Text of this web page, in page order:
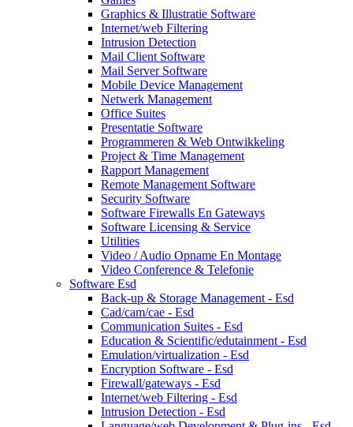
Graphics & Illustratie Software
Internet/web Filtering
Intrusion Detection
Mail Client Software
Mail Server Software
Mobile Device Management
Netwerk Management
Office Suites
Presentatie Software
Programmeren & Web Ontwikkeling
Project & Time Management
Rapport Management
Remote Management Software
Security Software
Software Firewalls En Gateways
Software Licensing & Service
Utilities
Video / Audio Opname En Montage
Video Conference & Telefonie
Software Esd
Back-up & Storage Management - Esd
Cad/cam/cae - Esd
Communication Suites - Esd
Education & Scientific/edutainment - Esd
Emulation/virtualization - Esd
Encryption Software - Esd
Firewall/gateways - Esd
Internet/web Filtering - Esd
Intrusion Detection - Esd